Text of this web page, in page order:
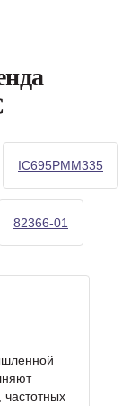
IC695PMM335
82366-01
частотных